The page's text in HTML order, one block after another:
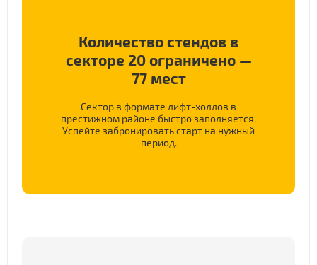
Количество стендов в
секторе 20 ограничено —
77 мест
Сектор в формате лифт-холлов в
престижном районе быстро заполняется.
Успейте забронировать старт на нужный
период.